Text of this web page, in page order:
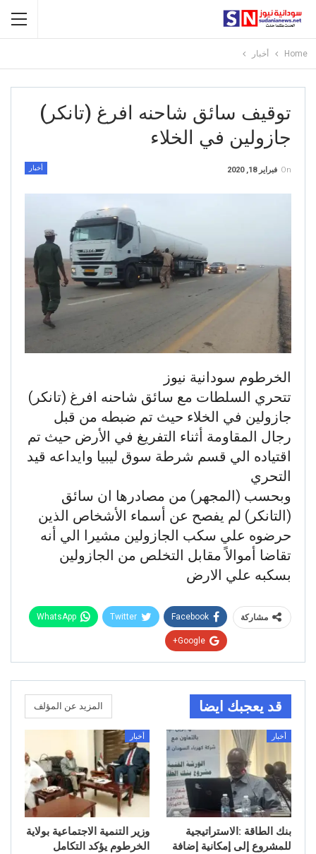
Home أخبار
توقيف سائق شاحنه افرغ (تانكر)
جازولين في الخلاء
أخبار On فبراير 18, 2020
الخرطوم سودانية نيوز
تتحري السلطات مع سائق شاحنه افرغ (تانكر)
جازولين في الخلاء حيث تم ضبطه من قبل
رجال المقاومة أثناء التفريغ في الأرض حيث تم
اقتياده الي قسم شرطة سوق ليبيا وايداعه قيد
التحري
وبحسب (المجهر) من مصادرها ان سائق
(التانكر) لم يفصح عن أسماء الأشخاص الذين
حرضوه علي سكب الجازولين مشيرا الي أنه
تقاضا أموالاً مقابل التخلص من الجازولين
بسكبه علي الارض
مشاركة Facebook
Twitter
WhatsApp
Google+
قد يعجبك ايضا المزيد عن المؤلف
أخبار
بنك الطاقة :الاستراتيجية
للمشروع إلى إمكانية إضافة
أخبار
وزير التنمية الاجتماعية بولاية
الخرطوم يؤكد التكامل